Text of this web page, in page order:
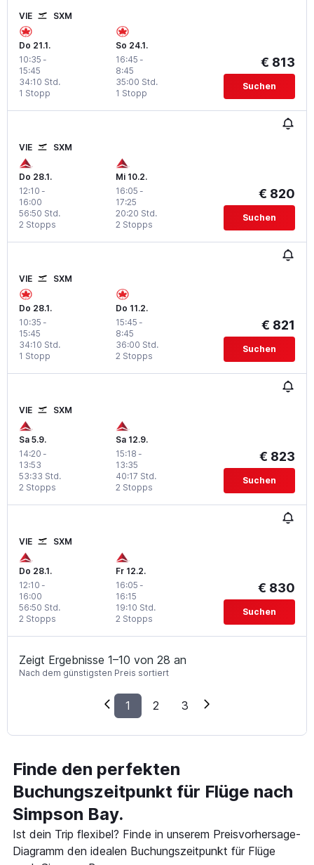
VIE SXM
Do 21.1.
10:35 -
15:45
1 Stopp
34:10 Std.
So 24.1.
16:45 -
8:45
1 Stopp
35:00 Std.
€ 813
Suchen
VIE SXM
Do 28.1.
12:10 -
16:00
2 Stopps
56:50 Std.
Mi 10.2.
16:05 -
17:25
2 Stopps
20:20 Std.
€ 820
Suchen
VIE SXM
Do 28.1.
10:35 -
15:45
1 Stopp
34:10 Std.
Do 11.2.
15:45 -
8:45
2 Stopps
36:00 Std.
€ 821
Suchen
VIE SXM
Sa 5.9.
14:20 -
13:53
2 Stopps
53:33 Std.
Sa 12.9.
15:18 -
13:35
2 Stopps
40:17 Std.
€ 823
Suchen
VIE SXM
Do 28.1.
12:10 -
16:00
2 Stopps
56:50 Std.
Fr 12.2.
16:05 -
16:15
2 Stopps
19:10 Std.
€ 830
Suchen
Zeigt Ergebnisse 1–10 von 28 an
Nach dem günstigsten Preis sortiert
1 2 3
Finde den perfekten
Buchungszeitpunkt für Flüge nach
Simpson Bay.
Ist dein Trip flexibel? Finde in unserem Preisvorhersage-
Diagramm den idealen Buchungszeitpunkt für Flüge